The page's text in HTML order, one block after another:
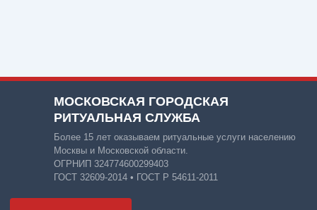
МОСКОВСКАЯ ГОРОДСКАЯ
РИТУАЛЬНАЯ СЛУЖБА
Более 15 лет оказываем ритуальные услуги населению
Москвы и Московской области.
ОГРНИП 324774600299403
ГОСТ 32609-2014 • ГОСТ Р 54611-2011